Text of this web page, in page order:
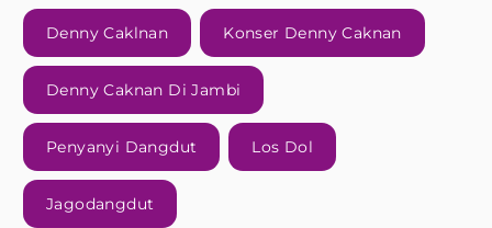
Denny Caklnan Konser Denny Caknan
Denny Caknan Di Jambi
Penyanyi Dangdut Los Dol
Jagodangdut